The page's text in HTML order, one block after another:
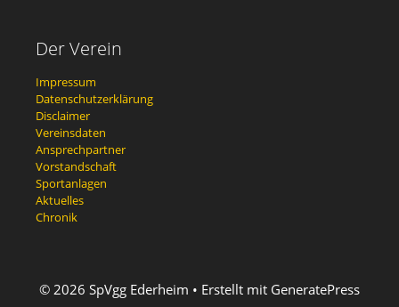
Der Verein
Impressum
Datenschutzerklärung
Disclaimer
Vereinsdaten
Ansprechpartner
Vorstandschaft
Sportanlagen
Aktuelles
Chronik
© 2026 SpVgg Ederheim • Erstellt mit GeneratePress